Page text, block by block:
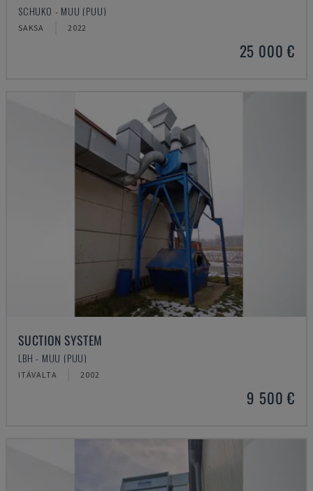
SCHUKO - MUU (PUU)
SAKSA 2022
25 000 €
SUCTION SYSTEM
LBH - MUU (PUU)
ITÄVALTA 2002
9 500 €